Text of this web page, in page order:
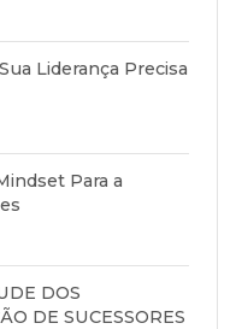
Liderança Precisa
Para a
DOS
DE SUCESSORES